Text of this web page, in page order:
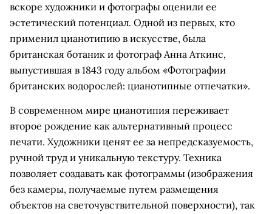
вскоре художники и фотографы оценили ее
эстетический потенциал. Одной из первых, кто
применил цианотипию в искусстве, была
британская ботаник и фотограф Анна Аткинс,
выпустившая в 1843 году альбом «Фотографии
британских водорослей: цианотипные отпечатки».
В современном мире цианотипия переживает
второе рождение как альтернативный процесс
печати. Художники ценят ее за непредсказуемость,
ручной труд и уникальную текстуру. Техника
позволяет создавать как фотограммы (изображения
без камеры, получаемые путем размещения
объектов на светочувствительной поверхности), так